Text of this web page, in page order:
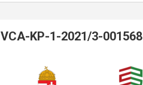
VCA-KP-1-2021/3-001568